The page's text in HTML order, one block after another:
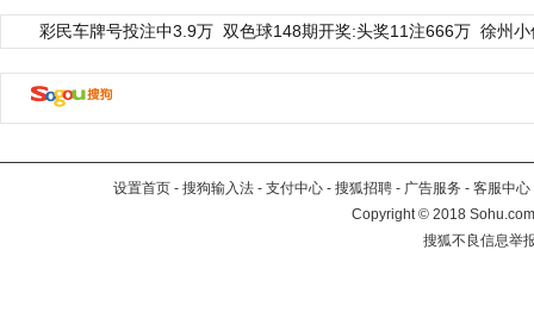
彩民车牌号投注中3.9万 双色球148期开奖:头奖11注666万 徐州
设置首页 - 搜狗输入法 - 支付中心 - 搜狐招聘 - 广告服务 - 客服中心
Copyright©2018
搜狐不良信息举